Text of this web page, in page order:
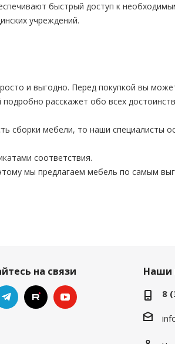
быстрый доступ к
учреждений.
и выгодно. Перед покупкой вы
расскажет обо всех
сборки мебели, то наши специалисты
соответствия.
мы предлагаем мебель по самым
на связи Наши
8